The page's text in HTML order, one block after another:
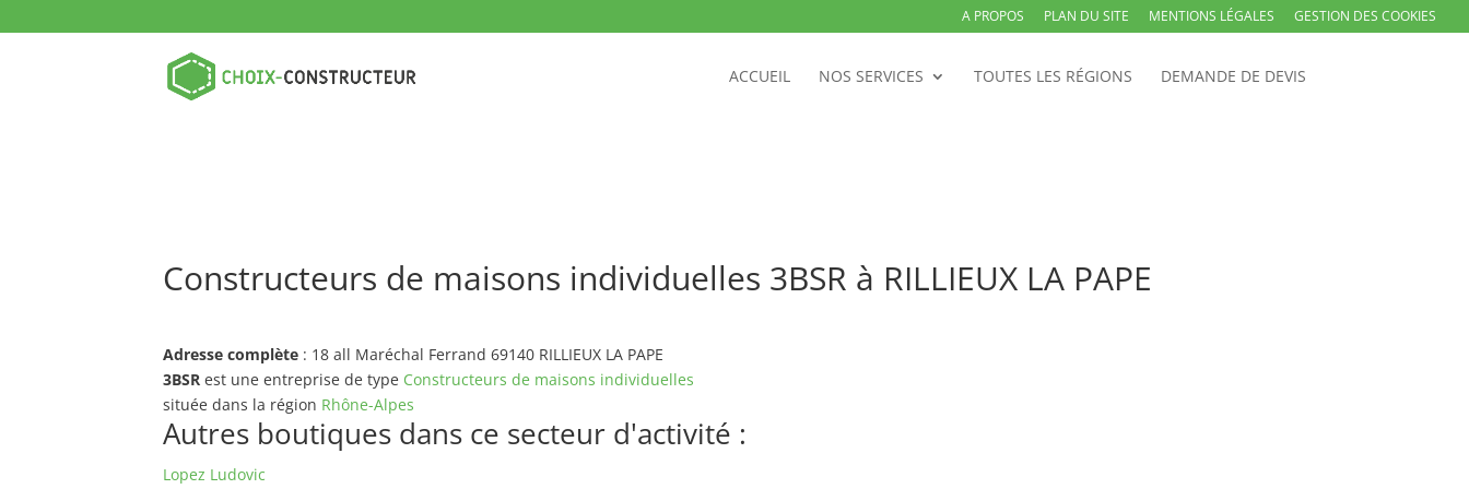
A PROPOS PLAN DU SITE MENTIONS LÉGALES GESTION DES COOKIES
ACCUEIL NOS SERVICES TOUTES LES RÉGIONS DEMANDE DE DEVIS
Constructeurs de maisons individuelles 3BSR à RILLIEUX LA PAPE
Adresse complète : 18 all Maréchal Ferrand 69140 RILLIEUX LA PAPE
3BSR est une entreprise de type Constructeurs de maisons individuelles
située dans la région Rhône-Alpes
Autres boutiques dans ce secteur d'activité :
Lopez Ludovic